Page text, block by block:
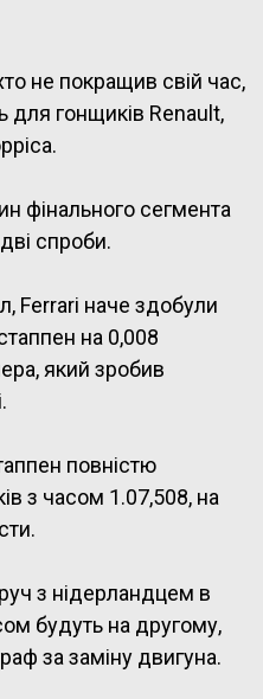
не покращив свій час,
для гонщиків Renault,
фінального сегмента
спроби.
Ferrari наче здобули
на 0,008
який зробив
повністю
з часом 1.07,508, на
з нідерландцем в
будуть на другому,
за заміну двигуна.